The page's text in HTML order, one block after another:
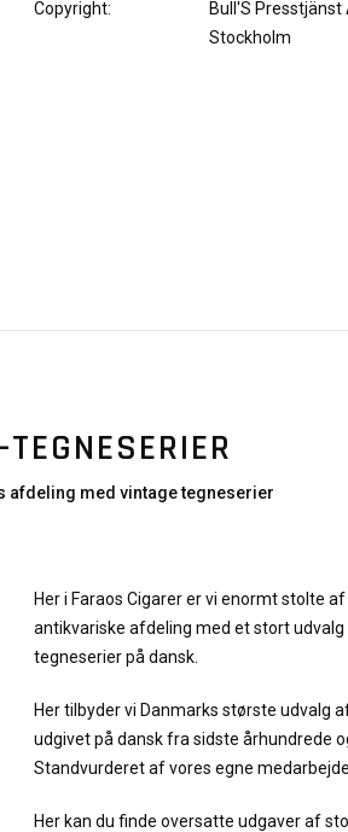
Copyright:
Bull'S Presstjänst
Stockholm
afdeling med vintage tegneserier
Her i Faraos Cigarer er vi enormt stolte
antikvariske afdeling med et stort
tegneserier på dansk.
Her tilbyder vi Danmarks største udvalg
udgivet på dansk fra sidste århundrede
Standvurderet af vores egne
Her kan du finde oversatte udgaver af